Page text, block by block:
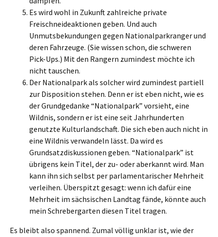
Es wird wohl in Zukunft zahlreiche private
Freischneideaktionen geben. Und auch
Unmutsbekundungen gegen Nationalparkranger und
deren Fahrzeuge. (Sie wissen schon, die schweren
Pick-Ups.) Mit den Rangern zumindest möchte ich
nicht tauschen.
Der Nationalpark als solcher wird zumindest partiell
zur Disposition stehen. Denn er ist eben nicht, wie es
der Grundgedanke “Nationalpark” vorsieht, eine
Wildnis, sondern er ist eine seit Jahrhunderten
genutzte Kulturlandschaft. Die sich eben auch nicht in
eine Wildnis verwandeln lässt. Da wird es
Grundsatzdiskussionen geben. “Nationalpark” ist
übrigens kein Titel, der zu- oder aberkannt wird. Man
kann ihn sich selbst per parlamentarischer Mehrheit
verleihen. Überspitzt gesagt: wenn ich dafür eine
Mehrheit im sächsischen Landtag fände, könnte auch
mein Schrebergarten diesen Titel tragen.
Es bleibt also spannend. Zumal völlig unklar ist, wie der